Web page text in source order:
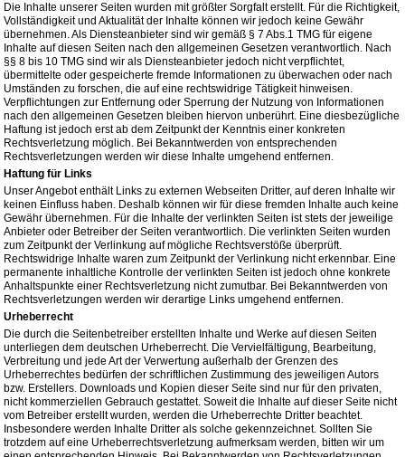
Die Inhalte unserer Seiten wurden mit größter Sorgfalt erstellt. Für die Richtigkeit,
Vollständigkeit und Aktualität der Inhalte können wir jedoch keine Gewähr
übernehmen. Als Diensteanbieter sind wir gemäß § 7 Abs.1 TMG für eigene
Inhalte auf diesen Seiten nach den allgemeinen Gesetzen verantwortlich. Nach
§§ 8 bis 10 TMG sind wir als Diensteanbieter jedoch nicht verpflichtet,
übermittelte oder gespeicherte fremde Informationen zu überwachen oder nach
Umständen zu forschen, die auf eine rechtswidrige Tätigkeit hinweisen.
Verpflichtungen zur Entfernung oder Sperrung der Nutzung von Informationen
nach den allgemeinen Gesetzen bleiben hiervon unberührt. Eine diesbezügliche
Haftung ist jedoch erst ab dem Zeitpunkt der Kenntnis einer konkreten
Rechtsverletzung möglich. Bei Bekanntwerden von entsprechenden
Rechtsverletzungen werden wir diese Inhalte umgehend entfernen.
Haftung für Links
Unser Angebot enthält Links zu externen Webseiten Dritter, auf deren Inhalte wir
keinen Einfluss haben. Deshalb können wir für diese fremden Inhalte auch keine
Gewähr übernehmen. Für die Inhalte der verlinkten Seiten ist stets der jeweilige
Anbieter oder Betreiber der Seiten verantwortlich. Die verlinkten Seiten wurden
zum Zeitpunkt der Verlinkung auf mögliche Rechtsverstöße überprüft.
Rechtswidrige Inhalte waren zum Zeitpunkt der Verlinkung nicht erkennbar. Eine
permanente inhaltliche Kontrolle der verlinkten Seiten ist jedoch ohne konkrete
Anhaltspunkte einer Rechtsverletzung nicht zumutbar. Bei Bekanntwerden von
Rechtsverletzungen werden wir derartige Links umgehend entfernen.
Urheberrecht
Die durch die Seitenbetreiber erstellten Inhalte und Werke auf diesen Seiten
unterliegen dem deutschen Urheberrecht. Die Vervielfältigung, Bearbeitung,
Verbreitung und jede Art der Verwertung außerhalb der Grenzen des
Urheberrechtes bedürfen der schriftlichen Zustimmung des jeweiligen Autors
bzw. Erstellers. Downloads und Kopien dieser Seite sind nur für den privaten,
nicht kommerziellen Gebrauch gestattet. Soweit die Inhalte auf dieser Seite nicht
vom Betreiber erstellt wurden, werden die Urheberrechte Dritter beachtet.
Insbesondere werden Inhalte Dritter als solche gekennzeichnet. Sollten Sie
trotzdem auf eine Urheberrechtsverletzung aufmerksam werden, bitten wir um